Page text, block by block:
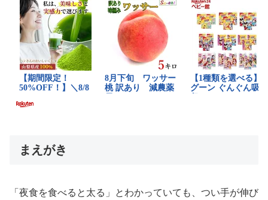
まえがき
「夜食を食べると太る」とわかっていても、つい手が伸び